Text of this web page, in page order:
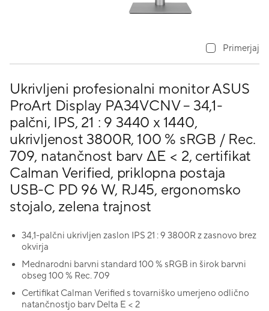
Ukrivljeni profesionalni monitor ASUS
ProArt Display PA34VCNV – 34,1-
palčni, IPS, 21 : 9 3440 x 1440,
ukrivljenost 3800R, 100 % sRGB / Rec.
709, natančnost barv ΔE < 2, certifikat
Calman Verified, priklopna postaja
USB-C PD 96 W, RJ45, ergonomsko
stojalo, zelena trajnost
34,1-palčni ukrivljen zaslon IPS 21 : 9 3800R z zasnovo brez
okvirja
Mednarodni barvni standard 100 % sRGB in širok barvni
obseg 100 % Rec. 709
Certifikat Calman Verified s tovarniško umerjeno odlično
natančnostjo barv Delta E < 2
Primerjaj